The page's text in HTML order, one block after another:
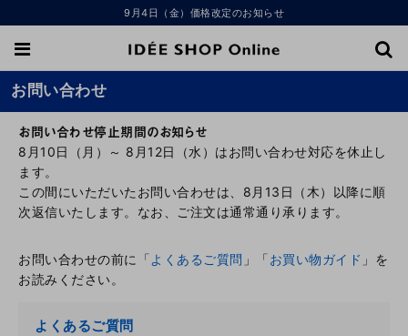
9月4日（金）価格改定のお知らせ
お問い合わせ
お問い合わせ停止期間のお知らせ
8月10日（月）～ 8月12日（水）はお問い合わせ対応を休止し
ます。
この間にいただいたお問い合わせは、8月13日（木）以降に順
次返信いたします。なお、ご注文は通常通り承ります。
お問い合わせの前に「よくあるご質問 」「お買い物ガイド 」を
お読みください。
よくあるご質問